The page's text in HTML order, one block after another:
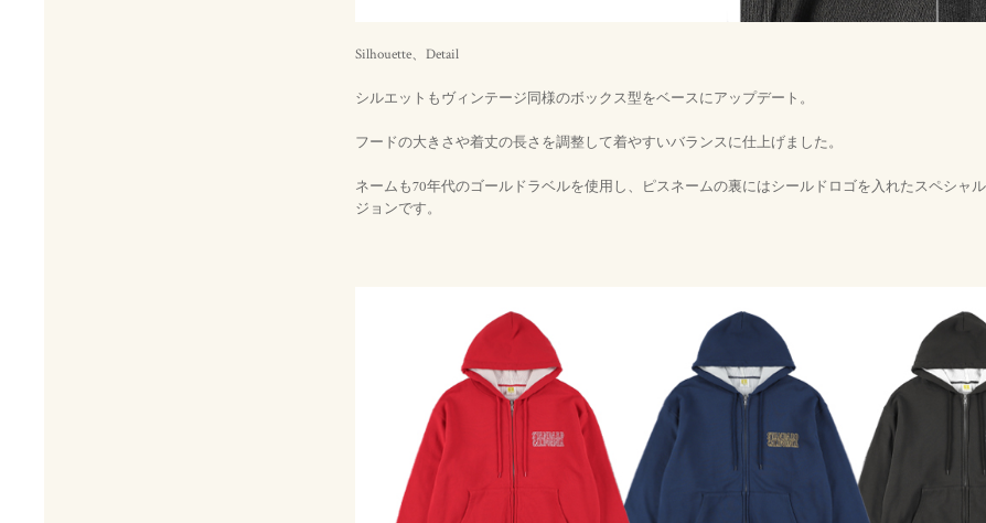
Silhouette、Detail
シルエットもヴィンテージ同様のボックス型をベースにアップデート。
フードの大きさや着丈の長さを調整して着やすいバランスに仕上げました。
ネームも70年代のゴールドラベルを使用し、ピスネームの裏にはシールドロゴを入れたスペシャ
ジョンです。